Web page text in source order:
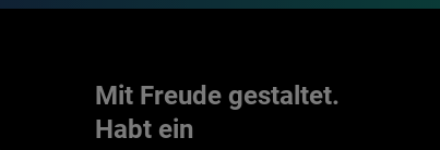
Mit Freude gestaltet.
Habt ein